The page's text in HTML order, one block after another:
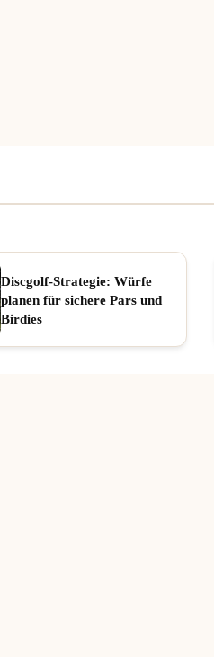
Discgolf-Strategie: Würfe
planen für sichere Pars und
Birdies